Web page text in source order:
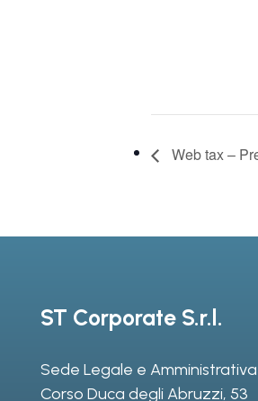
Web tax –
ST Corporate S.r.l.
Sede Legale e Amministrativa
Corso Duca degli Abruzzi, 53